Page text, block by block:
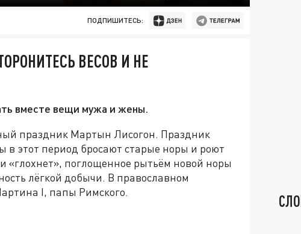
ПОДПИШИТЕСЬ:
ВЕСОВ И НЕ
вместе вещи мужа и жены.
праздник Мартын Лисогон. Праздник
в этот период бросают старые норы и роют
«глохнет», поглощенное рытьём новой норы
лёгкой добычи. В православном
I, папы Римского.